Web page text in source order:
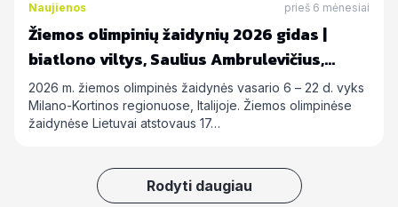
Naujienos prieš 6 mėnesiai
Žiemos olimpinių žaidynių 2026 gidas |
biatlono viltys, Saulius Ambrulevičius,
Allison Reed ir kiti
2026 m. žiemos olimpinės žaidynės vasario 6 – 22 d. vyks
Milano-Kortinos regionuose, Italijoje. Žiemos olimpinėse
žaidynėse Lietuvai atstovaus 17…
Rodyti daugiau